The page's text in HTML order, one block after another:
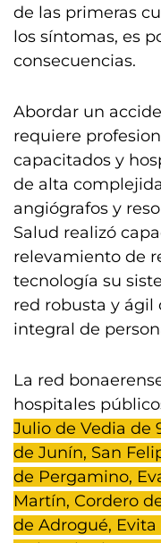
de las primeras
los síntomas, es
consecuencias.
Abordar un
requiere
capacitados y
de alta
angiógrafos y
Salud realizó
relevamiento de
tecnología su
red robusta y ágil
integral de
La red
hospitales
Julio de Vedia de
de Junín, San
de Pergamino,
Martín, Cordero
de Adrogué,